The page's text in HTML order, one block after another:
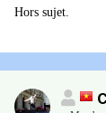
Hors sujet.